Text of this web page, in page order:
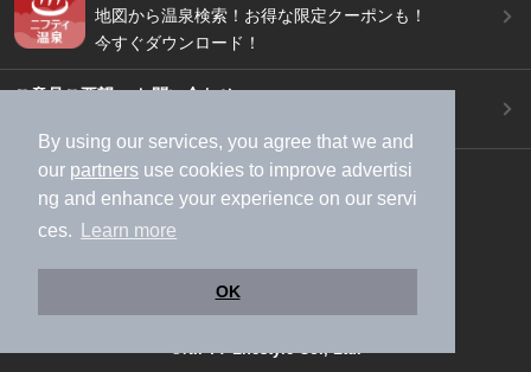
By using our services, you agree that we and
our partners use cookies to improve advertisi
ng and enhance your experience on our servi
ces.
Learn more
OK
地図から温泉検索！お得な限定クーポンも！
今すぐダウンロード！
ご意見ご要望 ・お問い合わせ
スマートフォン /
PC
加盟店募集（資料請求）
広告出稿のご案内
利用規約
特定商取引法に基づく表記
ヘルプ
採用情報
©NIFTY Lifestyle Co., Ltd.